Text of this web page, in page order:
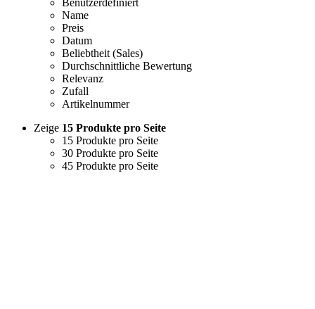
Benutzerdefiniert
Name
Preis
Datum
Beliebtheit (Sales)
Durchschnittliche Bewertung
Relevanz
Zufall
Artikelnummer
Zeige 15 Produkte pro Seite
15 Produkte pro Seite
30 Produkte pro Seite
45 Produkte pro Seite